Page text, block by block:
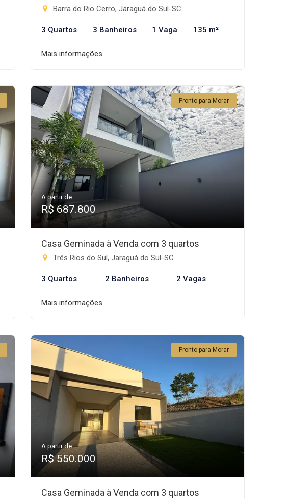
Barra do Rio Cerro, Jaraguá do Sul-SC
3 Quartos 3 Banheiros 1 Vaga 135 m²
Mais informações
Pronto para Morar
A partir de:
R$ 687.800
Casa Geminada à Venda com 3 quartos
Três Rios do Sul, Jaraguá do Sul-SC
3 Quartos 2 Banheiros 2 Vagas
Mais informações
Pronto para Morar
A partir de:
R$ 550.000
Casa Geminada à Venda com 3 quartos